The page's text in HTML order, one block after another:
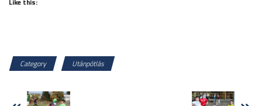
Category Utánpótlás